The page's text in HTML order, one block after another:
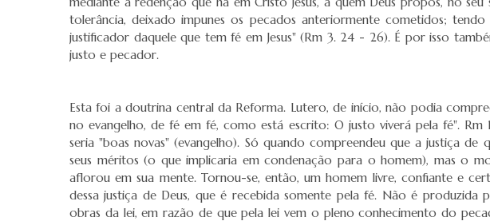
tolerância, deixado impunes os pecados anteriormente cometidos;
justificador daquele que tem fé em Jesus" (Rm 3. 24 - 26). É por isso
justo e pecador.
Esta foi a doutrina central da Reforma. Lutero, de início, não podia
no evangelho, de fé em fé, como está escrito: O justo viverá pela fé". Rm
seria "boas novas" (evangelho). Só quando compreendeu que a justiça
seus méritos (o que implicaria em condenação para o homem), mas o
aflorou em sua mente. Tornou-se, então, um homem livre, confiante e
dessa justiça de Deus, que é recebida somente pela fé. Não é
obras da lei, em razão de que pela lei vem o pleno conhecimento do